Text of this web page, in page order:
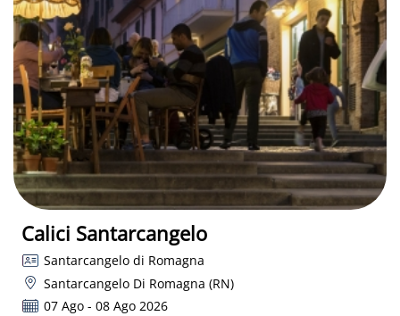
Calici Santarcangelo
Santarcangelo di Romagna
Santarcangelo Di Romagna (RN)
07 Ago - 08 Ago 2026